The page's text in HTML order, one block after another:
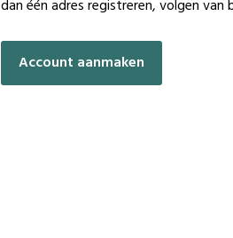
dan één adres registreren, volgen van
Account aanmaken